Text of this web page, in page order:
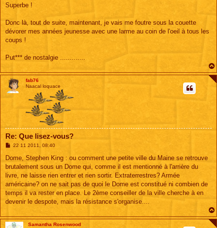
g
e
Superbe !
Donc là, tout de suite, maintenant, je vais me foutre sous la couette
dévorer mes années jeunesse avec une larme au coin de l'oeil à tous les
coups !
Put*** de nostalgie .............
fab76
Naacal loquace
Re: Que lisez-vous?
M
s
a
g
22 11 2011, 08:40
Dome, Stephen King : ou comment une petite ville du Maine se retrouve
brutalement sous un Dome qui, comme il est mentionné à l'arrière du
livre, ne laisse rien entrer et rien sortir. Extraterrestres? Armée
américaine? on ne sait pas de quoi le Dome est constitué ni combien de
temps il va rester en place. Le 2ème conseiller de la ville cherche à en
devenir le despote, mais la résistance s'organise....
Samantha Rosenwood